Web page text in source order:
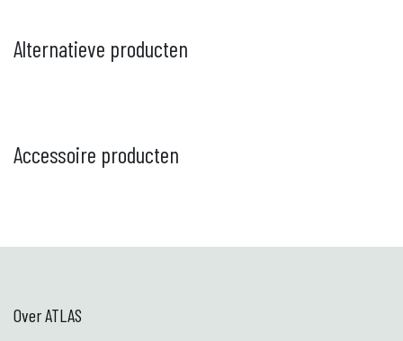
Alternatieve producten
Accessoire producten
Over ATLAS